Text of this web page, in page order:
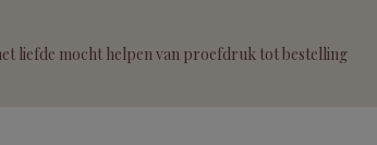
liefde mocht helpen van proefdruk tot bestelling